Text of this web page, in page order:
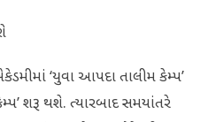
‘યુવા આપદા તાલીમ કેમ્પ’
શરૂ થશે. ત્યારબાદ સમયાંતરે